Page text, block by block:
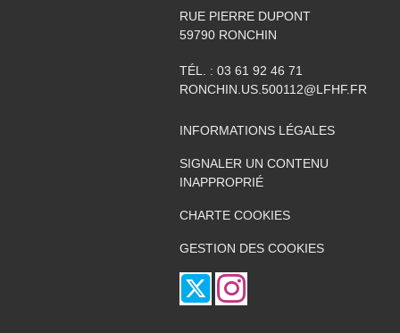
RUE PIERRE DUPONT
59790 RONCHIN
TÉL. : 03 61 92 46 71
RONCHIN.US.500112@LFHF.FR
INFORMATIONS LÉGALES
SIGNALER UN CONTENU
INAPPROPRIÉ
CHARTE COOKIES
GESTION DES COOKIES